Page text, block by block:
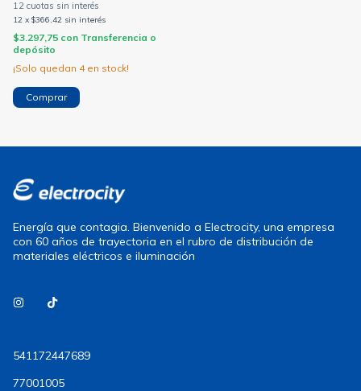
12 x $366,42 sin interés
$3.297,75 con Transferencia o
depósito
¡Solo quedan 4en stock!
Energía que contagia. Bienvenido a Electrocity, una empresa
con 60 años de trayectoria en el rubro de distribución de
materiales eléctricos e iluminación
541172447689
77001005